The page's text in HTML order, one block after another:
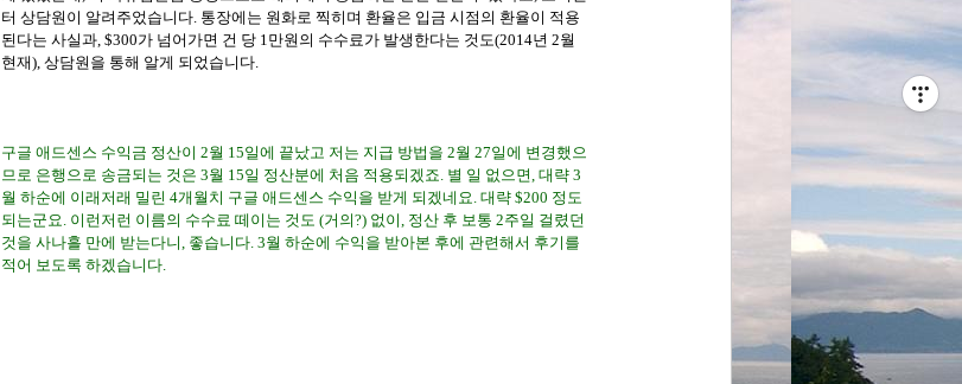
터 상담원이 알려주었습니다. 통장에는 원화로 찍히며 환율은 입금 시점의 환율이 적용
된다는 사실과, $300가 넘어가면 건 당 1만원의 수수료가 발생한다는 것도(2014년 2월
현재), 상담원을 통해 알게 되었습니다.
구글 애드센스 수익금 정산이 2월 15일에 끝났고 저는 지급 방법을 2월 27일에 변경했으
므로 은행으로 송금되는 것은 3월 15일 정산분에 처음 적용되겠죠. 별 일 없으면, 대략 3
월 하순에 이래저래 밀린 4개월치 구글 애드센스 수익을 받게 되겠네요. 대략 $200 정도
되는군요. 이런저런 이름의 수수료 떼이는 것도 (거의?) 없이, 정산 후 보통 2주일 걸렸던
것을 사나흘 만에 받는다니, 좋습니다. 3월 하순에 수익을 받아본 후에 관련해서 후기를
적어 보도록 하겠습니다.